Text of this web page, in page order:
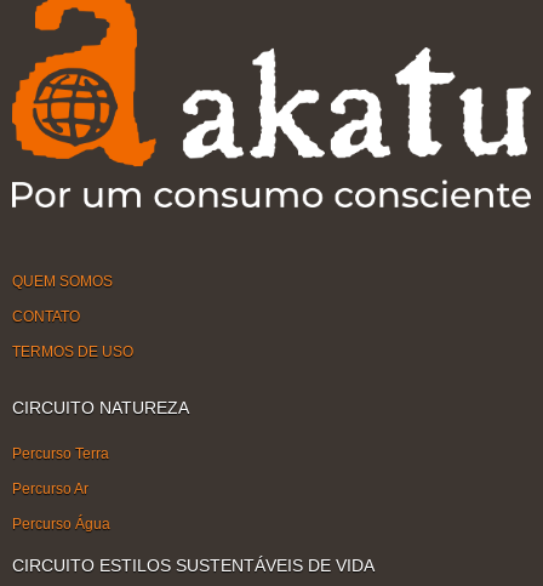
QUEM SOMOS
CONTATO
TERMOS DE USO
CIRCUITO NATUREZA
Percurso Terra
Percurso Ar
Percurso Água
CIRCUITO ESTILOS SUSTENTÁVEIS DE VIDA